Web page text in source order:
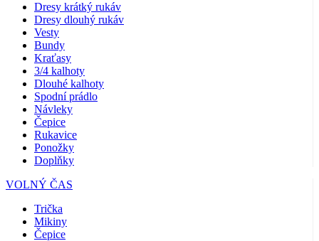
Dresy krátký rukáv
Dresy dlouhý rukáv
Vesty
Bundy
Kraťasy
3/4 kalhoty
Dlouhé kalhoty
Spodní prádlo
Návleky
Čepice
Rukavice
Ponožky
Doplňky
VOLNÝ ČAS
Trička
Mikiny
Čepice